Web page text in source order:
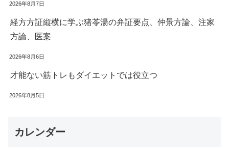
2026年8月7日
経方方証縦横に学ぶ猪苓湯の弁証要点、仲景方論、注家
方論、医案
2026年8月6日
才能ない筋トレもダイエットでは役立つ
2026年8月5日
カレンダー